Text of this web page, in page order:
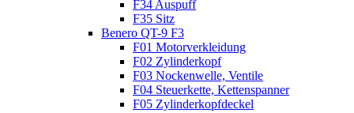
F34 Auspuff
F35 Sitz
Benero QT-9 F3
F01 Motorverkleidung
F02 Zylinderkopf
F03 Nockenwelle, Ventile
F04 Steuerkette, Kettenspanner
F05 Zylinderkopfdeckel